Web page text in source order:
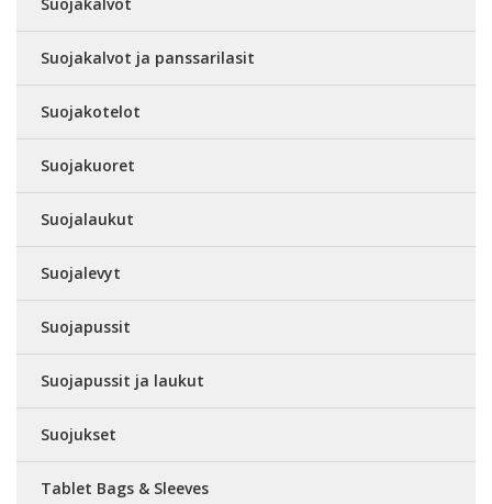
Suojakalvot ja panssarilasit
Suojakotelot
Suojakuoret
Suojalaukut
Suojalevyt
Suojapussit
Suojapussit ja laukut
Suojukset
Tablet Bags & Sleeves